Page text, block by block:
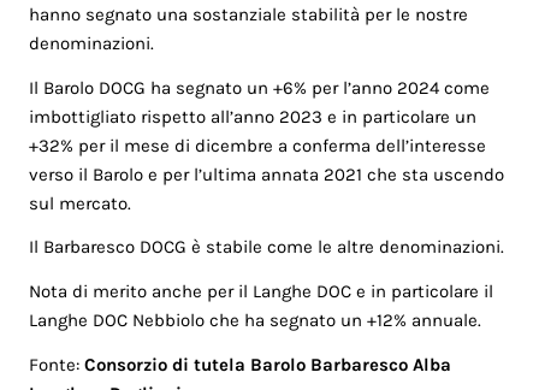
hanno segnato una sostanziale stabilità per le nostre
denominazioni.
Il Barolo DOCG ha segnato un +6% per l’anno 2024 come
imbottigliato rispetto all’anno 2023 e in particolare un
+32% per il mese di dicembre a conferma dell’interesse
verso il Barolo e per l’ultima annata 2021 che sta uscendo
sul mercato.
Il Barbaresco DOCG è stabile come le altre denominazioni.
Nota di merito anche per il Langhe DOC e in particolare il
Langhe DOC Nebbiolo che ha segnato un +12% annuale.
Fonte:Consorzio di tutela Barolo Barbaresco Alba